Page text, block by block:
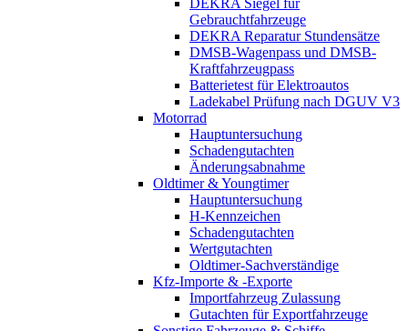
Gebrauchtfahrzeuge
DEKRA Reparatur Stundensätze
DMSB-Wagenpass und DMSB-
Kraftfahrzeugpass
Batterietest für Elektroautos
Ladekabel Prüfung nach DGUV V3
Motorrad
Hauptuntersuchung
Schadengutachten
Änderungsabnahme
Oldtimer & Youngtimer
Hauptuntersuchung
H-Kennzeichen
Schadengutachten
Wertgutachten
Oldtimer-Sachverständige
Kfz-Importe & -Exporte
Importfahrzeug Zulassung
Gutachten für Exportfahrzeuge